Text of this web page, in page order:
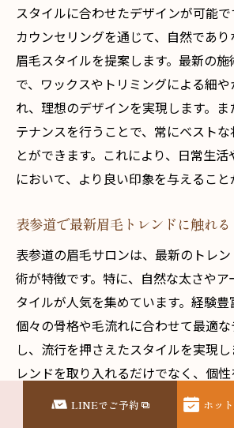
スタイルに合わせたデザインが可能
カウンセリングを通じて、自然であ
眉毛スタイルを提案します。最新の施
で、ワックスやトリミングによる細
れ、理想のデザインを実現します。
テナンスを行うことで、常にベスト
とができます。これにより、日常生
において、より良い印象を与えること
表参道で最新眉毛トレンドに触れる
表参道の眉毛サロンは、最新のトレ
術が特徴です。特に、自然な太さや
タイルが人気を集めています。経験
個々の骨格や毛流れに合わせて最適
し、流行を押さえたスタイルを実現し
レンドを取り入れるだけでなく、個
重視したアプローチが、多くの顧客に
LINEでご予約 ホッ